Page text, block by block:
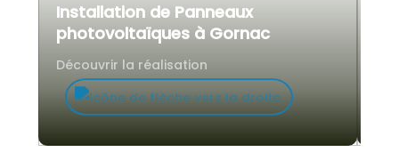
Installation de Panneaux
photovoltaïques à Gornac
Découvrir la réalisation